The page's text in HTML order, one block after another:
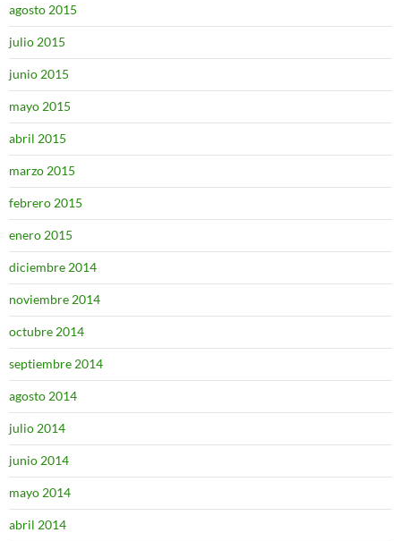
agosto 2015
julio 2015
junio 2015
mayo 2015
abril 2015
marzo 2015
febrero 2015
enero 2015
diciembre 2014
noviembre 2014
octubre 2014
septiembre 2014
agosto 2014
julio 2014
junio 2014
mayo 2014
abril 2014